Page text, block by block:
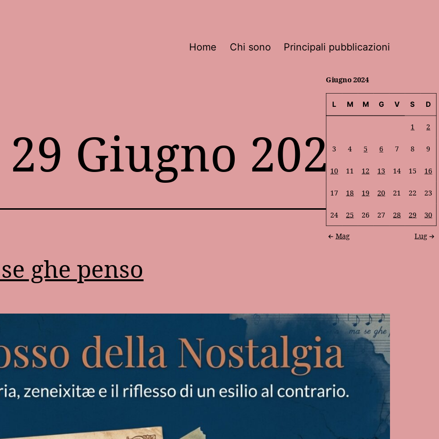
Home Chi sono Principali pubblicazioni
29 Giugno 2024
ghe penso
Giugno 2024
L M M G V S D
1 2
3 4 5 6 7 8 9
10 11 12 13 14 15 16
17 18 19 20 21 22 23
24 25 26 27 28 29 30
Mag Lug